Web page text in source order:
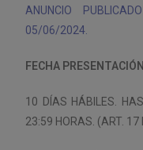
ANUNCIO
05/06/2024.
FECHA
10 DÍAS HÁBILES.
23:59 HORAS. (ART. 17